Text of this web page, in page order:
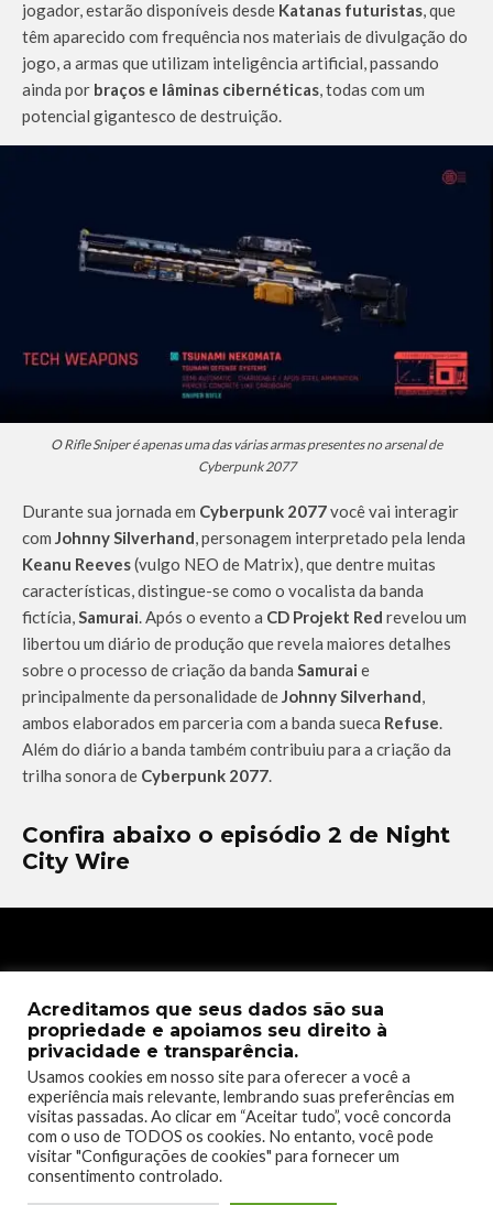
jogador, estarão disponíveis desde Katanas futuristas, que
têm aparecido com frequência nos materiais de divulgação do
jogo, a armas que utilizam inteligência artificial, passando
ainda por braços e lâminas cibernéticas, todas com um
potencial gigantesco de destruição.
O Rifle Sniper é apenas uma das várias armas presentes no arsenal de
Cyberpunk 2077
Durante sua jornada em Cyberpunk 2077você vai interagir
com Johnny Silverhand, personagem interpretado pela lenda
Keanu Reeves(vulgo NEO de Matrix), que dentre muitas
características, distingue-se como o vocalista da banda
fictícia,Samurai. Após o evento a CD Projekt Red revelou um
libertou um diário de produção que revela maiores detalhes
sobre o processo de criação da banda Samurai e
principalmente da personalidade deJohnny Silverhand,
ambos elaborados em parceria com a banda sueca Refuse.
Além do diário a banda também contribuiu para a criação da
trilha sonora de Cyberpunk 2077.
Confira abaixo o episódio 2 de Night
City Wire
Acreditamos que seus dados são sua
propriedade e apoiamos seu direito à
privacidade e transparência.
Usamos cookies em nosso site para oferecer a você a
experiência mais relevante, lembrando suas preferências em
visitas passadas. Ao clicar em “Aceitar tudo”, você concorda
com o uso de TODOS os cookies. No entanto, você pode
visitar "Configurações de cookies" para fornecer um
consentimento controlado.